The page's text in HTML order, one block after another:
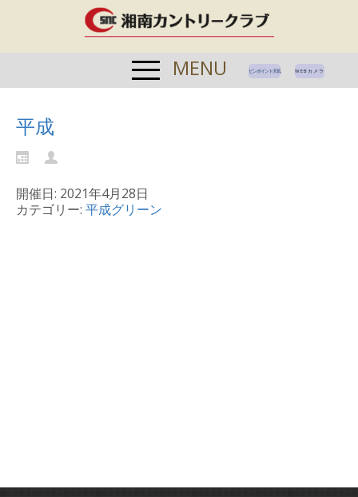
ピンポイント天気 WEBカメラ
MENU
平成
開催日: 2021年4月28日
カテゴリー: 平成グリーン